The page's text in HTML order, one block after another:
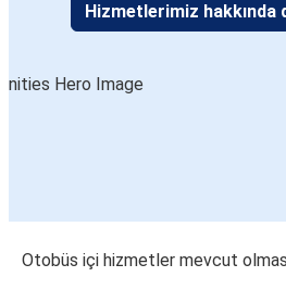
Hizmetlerimiz hakkında
Otobüs içi hizmetler mevcut